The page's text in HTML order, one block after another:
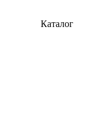
Каталог